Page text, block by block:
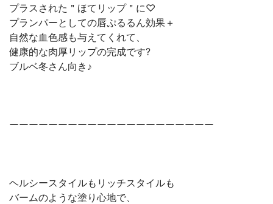
プラスされた＂ほてリップ＂に♡
プランパーとしての唇ぷるるん効果＋
自然な血色感も与えてくれて、
健康的な肉厚リップの完成です?
ブルベ冬さん向き♪
ーーーーーーーーーーーーーーーーーーーーー
ヘルシースタイルもリッチスタイルも
バームのような塗り心地で、